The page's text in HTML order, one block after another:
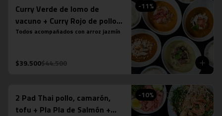
-11%
Curry Verde de lomo de
vacuno + Curry Rojo de pollo +
Curry Panang + Curry
Todos acompañados con arroz jazmín
$39.500$44.500
-10%
2 Pad Thai pollo, camarón,
tofu + Pla Pla de Salmón +